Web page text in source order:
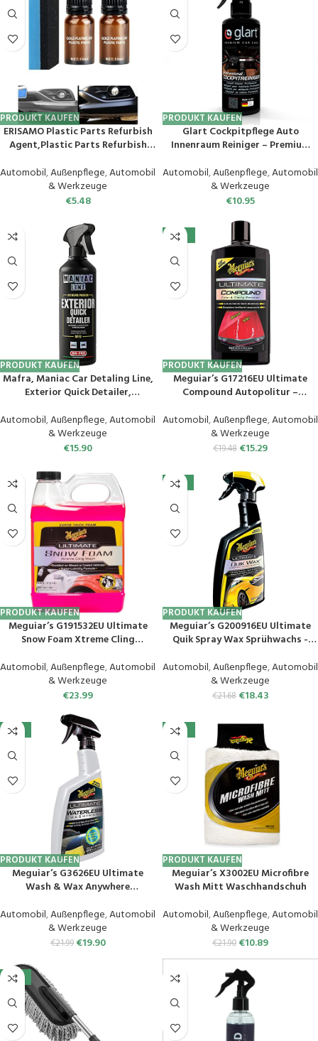
PRODUKT KAUFEN
ERISAMO Plastic Parts Refurbish
Agent,Plastic Parts Refurbish
Automotive Interior Plastic Part
Retreading,Multi-Functional
Restore for Car (1Pcs)
Automobil,Außenpflege,Automobil
& Werkzeuge
€5.48
PRODUKT KAUFEN
Glart Cockpitpflege Auto
Innenraum Reiniger – Premium
Sauberkeit – Universal Cockpit
Reiniger für professionelle
Reinigung des gesamten Auto
Automobil,Außenpflege,Automobil
& Werkzeuge
€10.95
PRODUKT KAUFEN
Mafra, Maniac Car Detaling Line,
Exterior Quick Detailer,
wenigen Durchgängen, reinigt,
poliert und schützt die
Oberflächen im Auto, 500 ml
Automobil,Außenpflege,Automobil
& Werkzeuge
€15.90
-22%
PRODUKT KAUFEN
Meguiar’s G17216EU Ultimate
Compound Autopolitur –
Autopflege & Kratzerentfernung
– Wirbelkratzer – 450ml
Automobil,Außenpflege,Automobil
& Werkzeuge
€19.48 €15.29
PRODUKT KAUFEN
Meguiar’s G191532EU Ultimate
Snow Foam Xtreme Cling
Automobil,Außenpflege,Automobil
& Werkzeuge
€23.99
-15%
PRODUKT KAUFEN
Meguiar’s G200916EU Ultimate
Quik Spray Wax Sprühwachs -
Abperleffekt – einfache
Handanwendung – 473ml
Automobil,Außenpflege,Automobil
& Werkzeuge
€21.68 €18.43
-10%
PRODUKT KAUFEN
Meguiar’s G3626EU Ultimate
Wash & Wax Anywhere
Autoreinigung – Autowaschen
ohne Wasser – Sprühwachs –
768ml
Automobil,Außenpflege,Automobil
& Werkzeuge
€21.99 €19.90
-50%
PRODUKT KAUFEN
Meguiar’s X3002EU Microfibre
Wash Mitt Waschhandschuh
Automobil,Außenpflege,Automobil
& Werkzeuge
€21.90 €10.89
-12%